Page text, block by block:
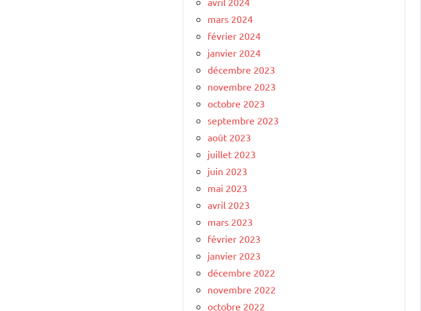
mars 2024
février 2024
janvier 2024
décembre 2023
novembre 2023
octobre 2023
septembre 2023
août 2023
juillet 2023
juin 2023
mai 2023
avril 2023
mars 2023
février 2023
janvier 2023
décembre 2022
novembre 2022
octobre 2022